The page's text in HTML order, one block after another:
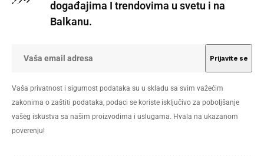
događajima I trendovima u svetu i na
Balkanu.
Vaša privatnost i sigurnost podataka su u skladu sa svim važećim
zakonima o zaštiti podataka, podaci se koriste isključivo za poboljšanje
vašeg iskustva sa našim proizvodima i uslugama. Hvala na ukazanom
poverenju!